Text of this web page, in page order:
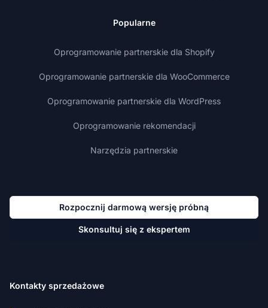
Popularne
Oprogramowanie partnerskie dla Shopify
Oprogramowanie partnerskie dla WooCommerce
Oprogramowanie partnerskie dla WordPress
Oprogramowanie rekomendacji
Narzędzia partnerskie
Rozpocznij darmową wersję próbną
Skonsultuj się z ekspertem
Kontakty sprzedażowe